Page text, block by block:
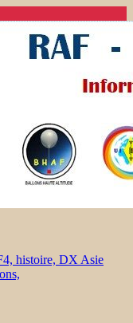
histoire, DX Asie